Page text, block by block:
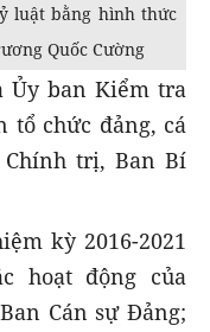
luật bằng hình thức
Quốc Cường
Ủy ban Kiểm tra
tổ chức đảng, cá
trị, Ban Bí
kỳ 2016-2021
hoạt động của
Cán sự Đảng;